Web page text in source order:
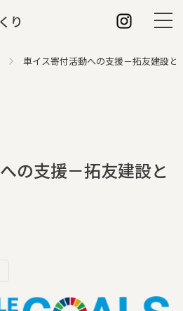
り
車イス寄付活動への支援－拓友建設と
の支援－拓友建設と